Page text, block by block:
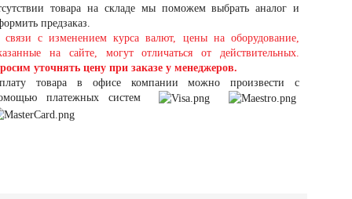
товара на складе мы поможем выбрать аналог и
предзаказ.
с изменением курса валют, цены на оборудование,
на сайте, могут отличаться от действительных.
уточнять цену при заказе у менеджеров.
товара в офисе компании можно произвести с
платежных систем